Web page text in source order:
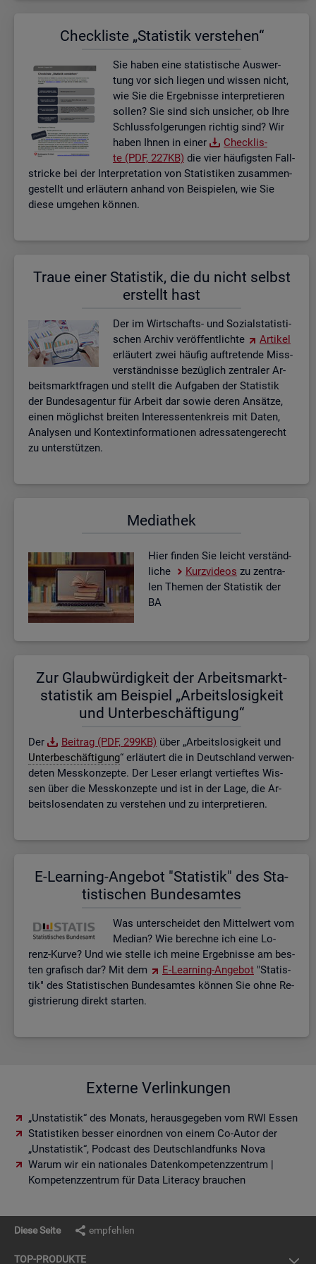
Check­lis­te „Sta­tis­tik ver­ste­hen“
Sie haben eine sta­tis­ti­sche Aus­wer­
tung vor sich lie­gen und wis­sen nicht,
wie Sie die Er­geb­nis­se in­ter­pre­tie­ren
sol­len? Sie sind sich un­si­cher, ob Ihre
Schluss­fol­ge­run­gen rich­tig sind? Wir
haben Ihnen in einer
Check­lis­
te (PDF, 227KB) die vier häu­figs­ten Fall­
stri­cke bei der In­ter­pre­ta­ti­on von Sta­tis­ti­ken zu­sam­men­
ge­stellt und er­läu­tern an­hand von Bei­spie­len, wie Sie
diese um­ge­hen kön­nen.
Traue einer Sta­tis­tik, die du nicht selbst
er­stellt hast
Der im Wirt­schafts- und So­zi­al­sta­tis­ti­
schen Ar­chiv ver­öf­fent­lich­te
Ar­ti­kel
er­läu­tert zwei häu­fig auf­tre­ten­de Miss­
ver­ständ­nis­se be­züg­lich zen­tra­ler Ar­
beits­markt­fra­gen und stellt die Auf­ga­ben der Sta­tis­tik
der Bun­des­agen­tur für Ar­beit dar sowie deren An­sät­ze,
einen mög­lichst brei­ten In­ter­es­sen­ten­kreis mit Daten,
Ana­ly­sen und Kon­text­in­for­ma­tio­nen adres­sa­ten­ge­recht
zu un­ter­stüt­zen.
Me­dia­thek
Hier fin­den Sie leicht ver­ständ­
li­che
Kurz­vi­de­os zu zen­tra­
len The­men der Sta­tis­tik der
BA
Zur Glaub­wür­dig­keit der Ar­beits­markt­
sta­tis­tik am Bei­spiel „Ar­beits­lo­sig­keit
und Un­ter­be­schäf­ti­gung“
Der Bei­trag (PDF, 299KB) über „Ar­beits­lo­sig­keit und
Un­ter­be­schäf­ti­gung“ er­läu­tert die in Deutsch­land ver­wen­
de­ten Mess­kon­zep­te. Der Leser er­langt ver­tief­tes Wis­
sen über die Mess­kon­zep­te und ist in der Lage, die Ar­
beits­lo­sen­da­ten zu ver­ste­hen und zu in­ter­pre­tie­ren.
E-Lear­ning-An­ge­bot "Sta­tis­tik" des Sta­
tis­ti­schen Bun­des­am­tes
Was un­ter­schei­det den Mit­tel­wert vom
Me­di­an? Wie be­rech­ne ich eine Lo­
renz-Kurve? Und wie stel­le ich meine Er­geb­nis­se am bes­
ten gra­fisch dar? Mit dem
E-Lear­ning-An­ge­bot "Sta­tis­
tik" des Sta­tis­ti­schen Bun­des­am­tes kön­nen Sie ohne Re­
gis­trie­rung di­rekt star­ten.
Externe Verlinkungen
„Unstatistik“ des Monats, herausgegeben vom RWI Essen
Statistiken besser einordnen von einem Co-Autor der
„Unstatistik“, Podcast des Deutschlandfunks Nova
Warum wir ein nationales Datenkompetenzzentrum |
Kompetenzzentrum für Data Literacy brauchen
Diese Seite empfehlen
TOP-PRO­DUK­TE